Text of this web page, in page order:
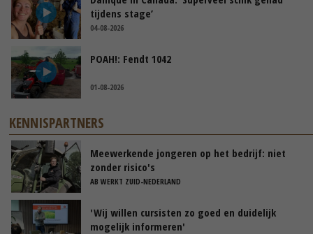
tijdens stage’
04-08-2026
POAH!: Fendt 1042
01-08-2026
KENNISPARTNERS
Meewerkende jongeren op het bedrijf: niet
zonder risico's
AB WERKT ZUID-NEDERLAND
'Wij willen cursisten zo goed en duidelijk
mogelijk informeren'